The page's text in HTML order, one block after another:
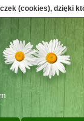
(cookies), dzięki